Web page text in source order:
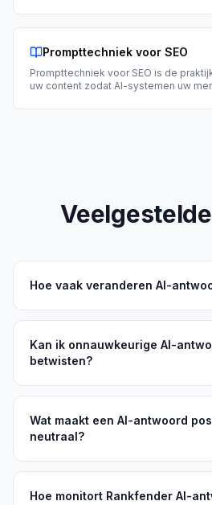
Prompttechniek voor SEO
Prompttechniek voor SEO is de
uw content zodat AI-systemen uw
Hoe vaak veranderen AI-
Kan ik onnauwkeurige AI-
betwisten?
Wat maakt een AI-antwoord
neutraal?
Hoe monitort Rankfender AI-